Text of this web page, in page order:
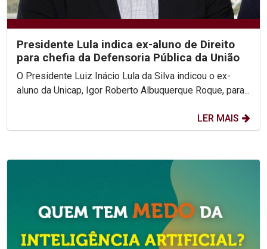
Presidente Lula indica ex-aluno de Direito
para chefia da Defensoria Pública da União
O Presidente Luiz Inácio Lula da Silva indicou o ex-
aluno da Unicap, Igor Roberto Albuquerque Roque, para...
LER MAIS